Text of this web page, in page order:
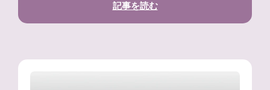
記事を読む